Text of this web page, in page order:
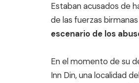
Estaban acusados de
de las fuerzas
escenario de los
En el momento de su
Inn Din, una localidad